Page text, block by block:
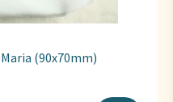
(90x70mm)